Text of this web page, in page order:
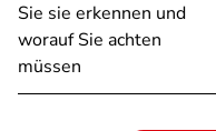
Sie sie erkennen und
worauf Sie achten
müssen